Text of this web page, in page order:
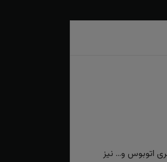
اتوبوس و... نیز